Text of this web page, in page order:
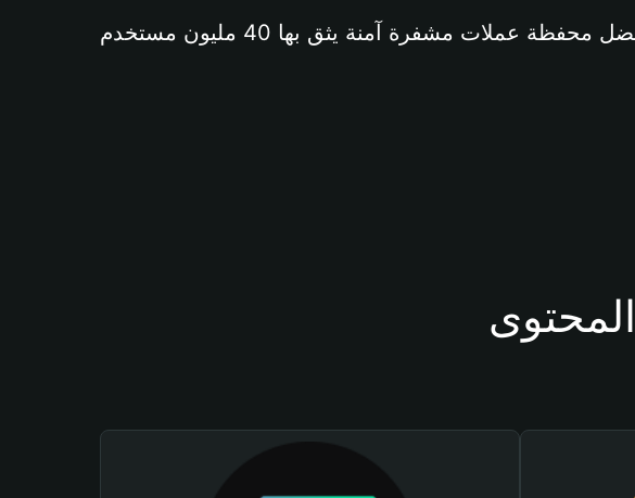
محفظة عملات مشفرة آمنة يثق بها 40 مليون مستخدم